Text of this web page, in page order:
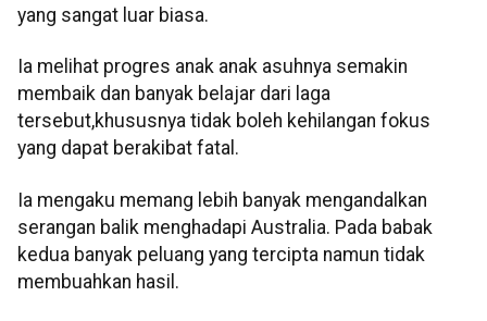
yang sangat luar biasa.
Ia melihat progres anak anak asuhnya semakin
membaik dan banyak belajar dari laga
tersebut,khususnya tidak boleh kehilangan fokus
yang dapat berakibat fatal.
Ia mengaku memang lebih banyak mengandalkan
serangan balik menghadapi Australia. Pada babak
kedua banyak peluang yang tercipta namun tidak
membuahkan hasil.